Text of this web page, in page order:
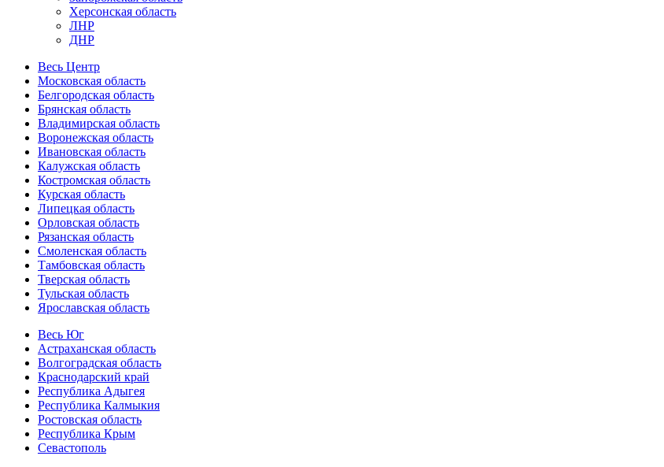
Херсонская область
ЛНР
ДНР
Весь Центр
Московская область
Белгородская область
Брянская область
Владимирская область
Воронежская область
Ивановская область
Калужская область
Костромская область
Курская область
Липецкая область
Орловская область
Рязанская область
Смоленская область
Тамбовская область
Тверская область
Тульская область
Ярославская область
Весь Юг
Астраханская область
Волгоградская область
Краснодарский край
Республика Адыгея
Республика Калмыкия
Ростовская область
Республика Крым
Севастополь